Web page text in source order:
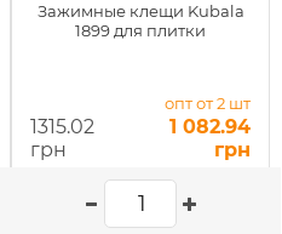
Зажимные клещи Kubala
1899 для плитки
1315.02
грн
опт от 2 шт
1 082.94
грн